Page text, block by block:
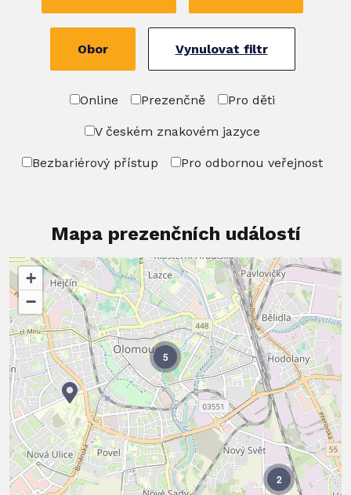
Obor Vynulovat filtr
Online Prezenčně Pro děti
V českém znakovém jazyce
Bezbariérový přístup Pro odbornou veřejnost
Mapa prezenčních událostí
5
2
+
−